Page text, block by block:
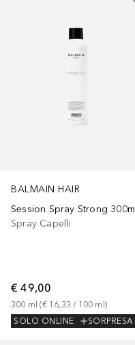
BALMAIN HAIR
Session Spray Strong 300ml
Spray Capelli
€ 49,00
300 ml (€ 16,33 / 100 ml)
SOLO ONLINE
SORPRESA